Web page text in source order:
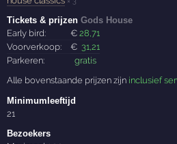
Tickets & prijzenGods House
Early bird:
€28,71
Voorverkoop:
€ 31,21
Parkeren:
gratis
Alle bovenstaande prijzen zijn inclusief
Minimumleeftijd
21
Bezoekers